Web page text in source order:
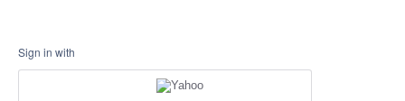
Sign in with